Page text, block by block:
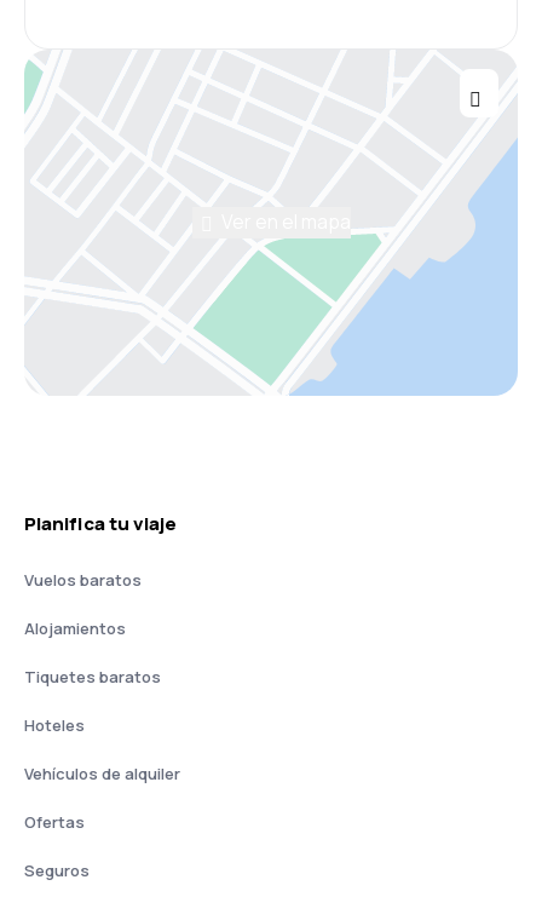
Planifica tu viaje
Vuelos baratos
Alojamientos
Tiquetes baratos
Hoteles
Vehículos de alquiler
Ofertas
Seguros